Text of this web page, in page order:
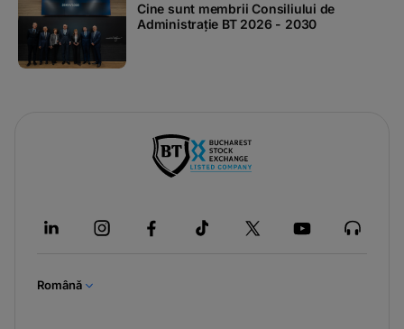
Cine sunt membrii Consiliului de
Administrație BT 2026 - 2030
Română